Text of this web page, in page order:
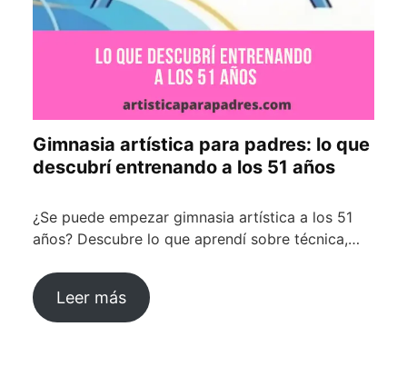
Gimnasia artística para padres: lo que
descubrí entrenando a los 51 años
¿Se puede empezar gimnasia artística a los 51
años? Descubre lo que aprendí sobre técnica,…
Leer más